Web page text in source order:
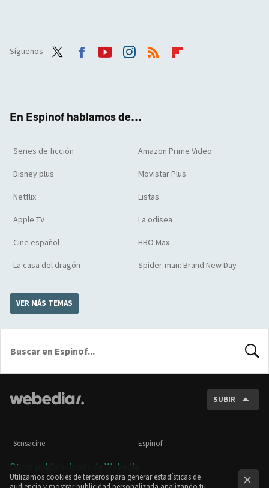
Síguenos
En Espinof hablamos de...
Series de ficción Amazon Prime Video
Disney plus Movistar Plus
Netflix Listas
Apple TV La odisea
Cine español HBO Max
La casa del dragón Spider-man: Brand New Day
VER MÁS TEMAS
SUBIR
Sensacine Espinof
Otras publicaciones de Webedia
Utilizamos cookies de terceros para generar estadísticas de